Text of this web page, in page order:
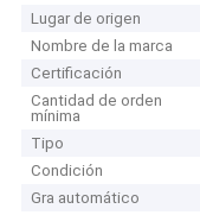
Lugar de origen
Nombre de la marca
Certificación
Cantidad de orden
mínima
Tipo
Condición
Gra automático